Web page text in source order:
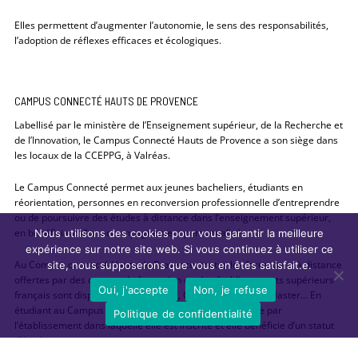
Elles permettent d’augmenter l’autonomie, le sens des responsabilités,
l’adoption de réflexes efficaces et écologiques.
CAMPUS CONNECTÉ HAUTS DE PROVENCE
Labellisé par le ministère de l’Enseignement supérieur, de la Recherche et
de l’Innovation, le Campus Connecté Hauts de Provence a son siège dans
les locaux de la CCEPPG, à Valréas.
Le Campus Connecté permet aux jeunes bacheliers, étudiants en
réorientation, personnes en reconversion professionnelle d’entreprendre
ou de poursuivre des études à distance dans l’enseignement supérieur,
en bénéficiant d’un accompagnement personnalisé.
Au Compus connecté Hauts de Provence, toutes les formations à distance
offertes par des centres de formation ou des établissements supérieurs
français sont disponibles : DAEU,BTS, CAP, DU, Licences, Master… En
étudiant au Campus connecté, la personne est diplômée par
l’établissement dans laquelle elle est inscrite et elle bénéficie d’un statut
d’étudiant.
Nous utilisons des cookies pour vous garantir la meilleure
expérience sur notre site web. Si vous continuez à utiliser ce
site, nous supposerons que vous en êtes satisfait.e.
Oui, j'accepte
Non, je refuse
Politique de confidentialité